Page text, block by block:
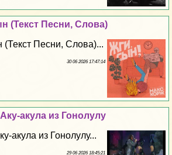
(Текст Песни, Слова)
Песни, Слова)...
30 06 2026 17:47:14
акула из Гонолулу
акула из Гонолулу...
29 06 2026 18:45:21